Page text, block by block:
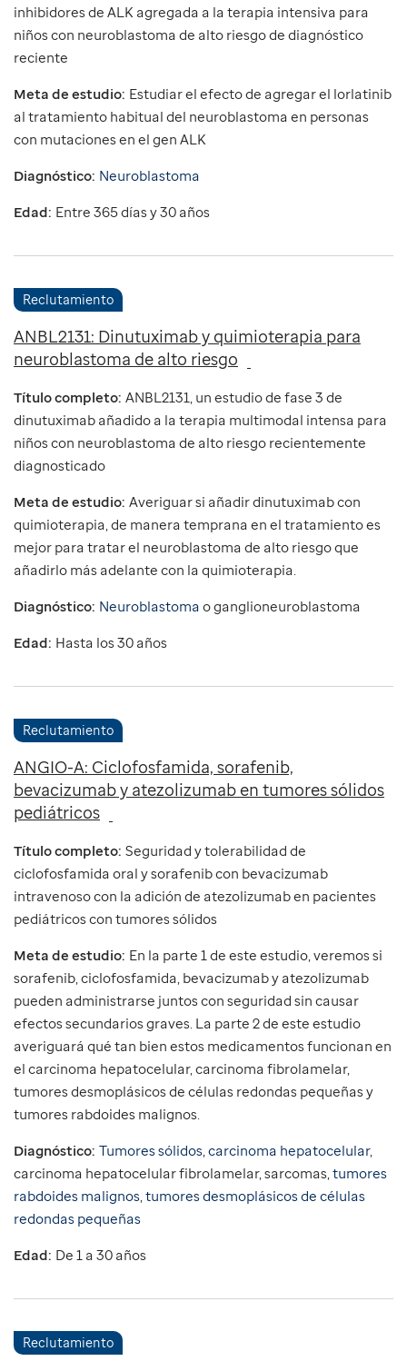
inhibidores de ALK agregada a la terapia intensiva para
niños con neuroblastoma de alto riesgo de diagnóstico
reciente
Meta de estudio: Estudiar el efecto de agregar el lorlatinib
al tratamiento habitual del neuroblastoma en personas
con mutaciones en el gen ALK
Diagnóstico: Neuroblastoma
Edad: Entre 365 días y 30 años
Reclutamiento
ANBL2131: Dinutuximab y quimioterapia para
neuroblastoma de alto riesgo
Título completo: ANBL2131, un estudio de fase 3 de
dinutuximab añadido a la terapia multimodal intensa para
niños con neuroblastoma de alto riesgo recientemente
diagnosticado
Meta de estudio: Averiguar si añadir dinutuximab con
quimioterapia, de manera temprana en el tratamiento es
mejor para tratar el neuroblastoma de alto riesgo que
añadirlo más adelante con la quimioterapia.
Diagnóstico: Neuroblastoma o ganglioneuroblastoma
Edad: Hasta los 30 años
Reclutamiento
ANGIO-A: Ciclofosfamida, sorafenib,
bevacizumab y atezolizumab en tumores sólidos
pediátricos
Título completo: Seguridad y tolerabilidad de
ciclofosfamida oral y sorafenib con bevacizumab
intravenoso con la adición de atezolizumab en pacientes
pediátricos con tumores sólidos
Meta de estudio: En la parte 1 de este estudio, veremos si
sorafenib, ciclofosfamida, bevacizumab y atezolizumab
pueden administrarse juntos con seguridad sin causar
efectos secundarios graves. La parte 2 de este estudio
averiguará qué tan bien estos medicamentos funcionan en
el carcinoma hepatocelular, carcinoma fibrolamelar,
tumores desmoplásicos de células redondas pequeñas y
tumores rabdoides malignos.
Diagnóstico: Tumores sólidos,carcinoma hepatocelular,
carcinoma hepatocelular fibrolamelar, sarcomas,tumores
rabdoides malignos,tumores desmoplásicos de células
redondas pequeñas
Edad: De 1 a 30 años
Reclutamiento